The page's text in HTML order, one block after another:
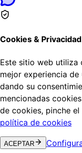
Cookies & Privacidad
Este sitio web utiliza
mejor experiencia
dando su
mencionadas
de cookies, pinche
política de cookies
ACEPTAR